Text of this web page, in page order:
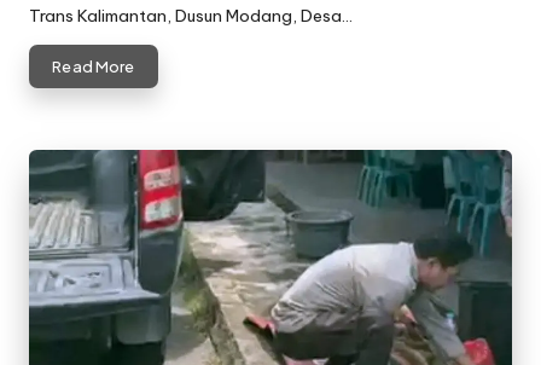
Trans Kalimantan, Dusun Modang, Desa…
Read More